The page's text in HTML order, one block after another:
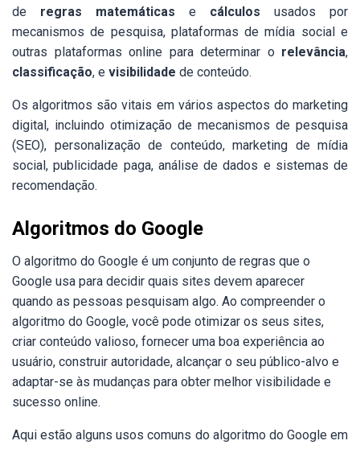
Blog
Português
de regras matemáticas e cálculos usados por
mecanismos de pesquisa, plataformas de mídia social e
outras plataformas online para determinar o relevância,
classificação, e visibilidade de conteúdo.
Os algoritmos são vitais em vários aspectos do marketing
digital, incluindo otimização de mecanismos de pesquisa
(SEO), personalização de conteúdo, marketing de mídia
social, publicidade paga, análise de dados e sistemas de
recomendação.
Algoritmos do Google
O algoritmo do Google é um conjunto de regras que o
Google usa para decidir quais sites devem aparecer
quando as pessoas pesquisam algo. Ao compreender o
algoritmo do Google, você pode otimizar os seus sites,
criar conteúdo valioso, fornecer uma boa experiência ao
usuário, construir autoridade, alcançar o seu público-alvo e
adaptar-se às mudanças para obter melhor visibilidade e
sucesso online.
Aqui estão alguns usos comuns do algoritmo do Google em